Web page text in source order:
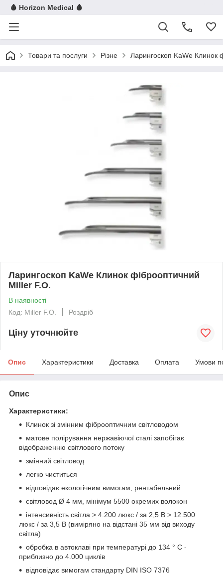
🩸 Horizon Medical 🩸
Товари та послуги Різне Ларингоскоп KaWe Клинок
Ларингоскоп KaWe Клинок фіброоптичний
Miller F.O.
В наявності
Код: Miller F.O.
Роздріб
Ціну уточнюйте
Опис Характеристики Доставка Оплата Умови
Опис
Характеристики:
Клинок зі змінним фіброоптичним світловодом
матове полірування нержавіючої сталі запобігає
відображенню світлового потоку
змінний світловод
легко чиститься
відповідає екологічним вимогам, рентабельний
світловод Ø 4 мм, мінімум 5500 окремих волокон
інтенсивність світла > 4.200 люкс / за 2,5 B > 12.500
люкс / за 3,5 B (виміряно на відстані 35 мм від виходу
світла)
обробка в автоклаві при температурі до 134 ° C -
приблизно до 4.000 циклів
відповідає вимогам стандарту DIN ISO 7376